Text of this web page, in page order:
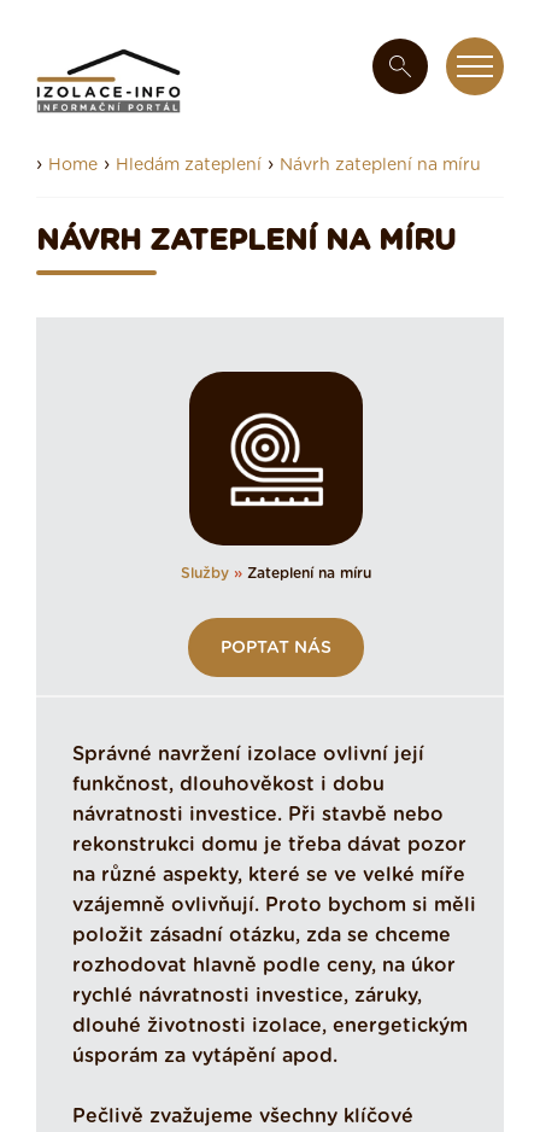
› Home › Hledám zateplení › Návrh zateplení na míru
NÁVRH ZATEPLENÍ NA MÍRU
Služby » Zateplení na míru
POPTAT NÁS
Správné navržení izolace ovlivní její
funkčnost, dlouhověkost i dobu
návratnosti investice. Při stavbě nebo
rekonstrukci domu je třeba dávat pozor
na různé aspekty, které se ve velké míře
vzájemně ovlivňují. Proto bychom si měli
položit zásadní otázku, zda se chceme
rozhodovat hlavně podle ceny, na úkor
rychlé návratnosti investice, záruky,
dlouhé životnosti izolace, energetickým
úsporám za vytápění apod.
Pečlivě zvažujeme všechny klíčové